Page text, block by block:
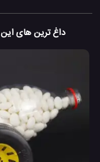
داغ ترین های